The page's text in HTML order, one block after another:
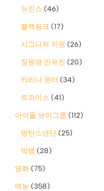
뉴진스 (46)
블랙핑크 (17)
시그니처 지원 (26)
장원영 안유진 (20)
카리나 윈터 (34)
트와이스 (41)
아이돌 보이그룹 (112)
방탄소년단 (25)
빅뱅 (28)
영화 (75)
예능 (358)